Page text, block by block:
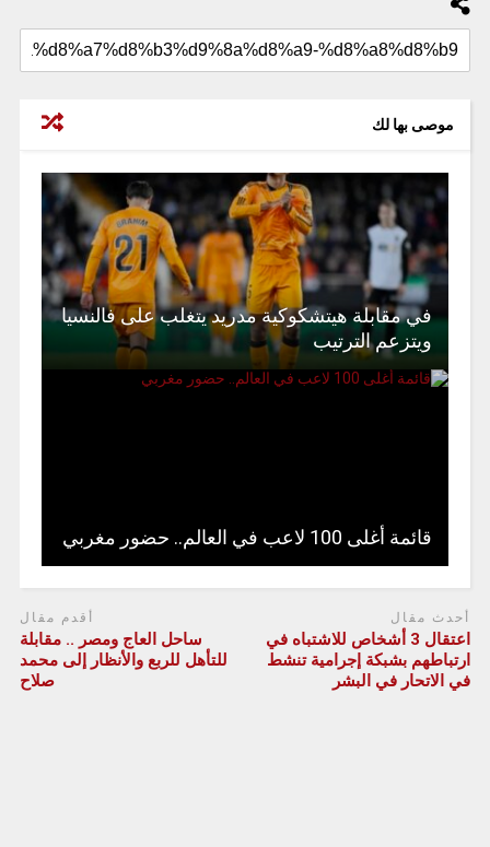
موصى بها لك
في مقابلة هيتشكوكية مدريد يتغلب على فالنسيا
ويتزعم الترتيب
قائمة أغلى 100 لاعب في العالم.. حضور مغربي
أحدث مقال
اعتقال 3 أشخاص للاشتباه في
ارتباطهم بشبكة إجرامية تنشط
في الاتحار في البشر
أقدم مقال
ساحل العاج ومصر .. مقابلة
للتأهل للربع والأنظار إلى محمد
صلاح